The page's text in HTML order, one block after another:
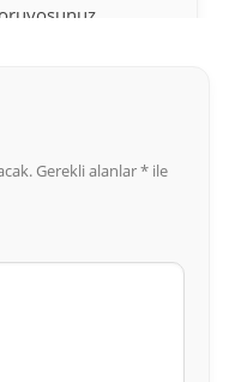
Gerekli alanlar* ile